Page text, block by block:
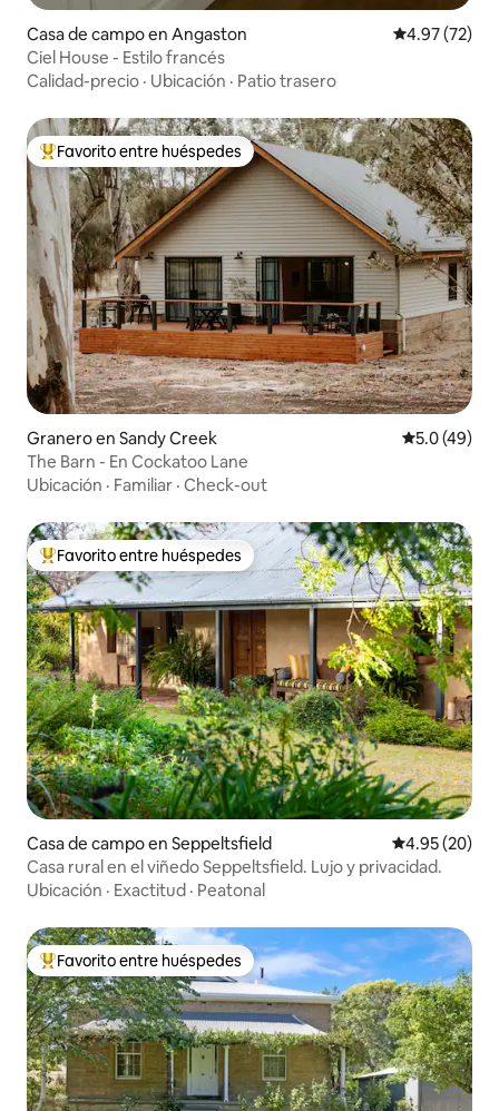
Casa de campo en Angaston Calificación
4.97 (72)
Ciel House - Estilo francés
Calidad-precio · Ubicación · Patio trasero
Favorito entre huéspedes preferido
Favorito entre huéspedes
Granero en Sandy Creek Calificación
5.0 (49)
The Barn - En Cockatoo Lane
Ubicación · Familiar · Check-out
Favorito entre huéspedes preferido
Favorito entre huéspedes
Casa de campo en Seppeltsfield Calificación
4.95 (20)
Casa rural en el viñedo Seppeltsfield. Lujo y privacidad.
Ubicación · Exactitud · Peatonal
Favorito entre huéspedes preferido
Favorito entre huéspedes